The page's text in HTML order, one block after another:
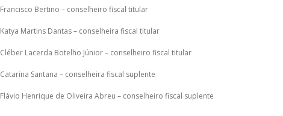
Francisco Bertino – conselheiro fiscal titular
Katya Martins Dantas – conselheira fiscal titular
Cléber Lacerda Botelho Júnior – conselheiro fiscal titular
Catarina Santana – conselheira fiscal suplente
Flávio Henrique de Oliveira Abreu – conselheiro fiscal suplente